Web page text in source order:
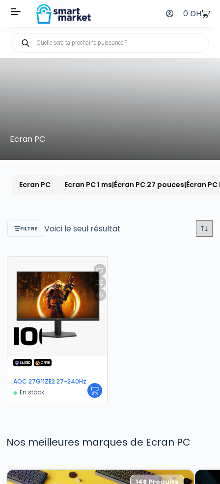
0 DH
Ecran PC
Ecran PC Ecran PC 1 ms|Écran PC 27 pouces|Écran
FILTRE Voici le seul résultat
LIMITED OFFER
AOC 27G11ZE2 27-240Hz
En stock
Nos meilleures marques de Ecran PC
148 Produits